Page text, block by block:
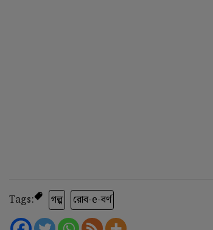
Tags: গল্প
রোব-e-বর্ণ